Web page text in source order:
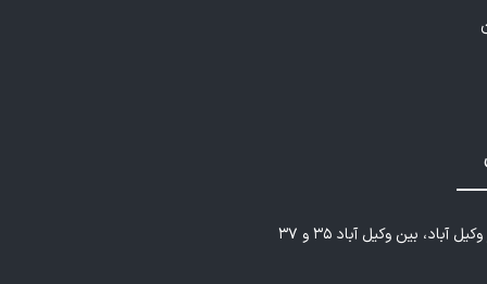
آباد، بین وکیل آباد ۳۵ و ۳۷